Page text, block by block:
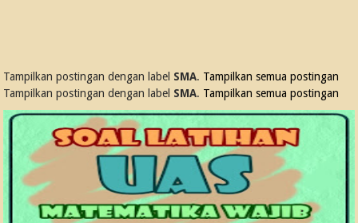
Tampilkan postingan dengan label SMA. Tampilkan semua postingan
Tampilkan postingan dengan label SMA. Tampilkan semua postingan